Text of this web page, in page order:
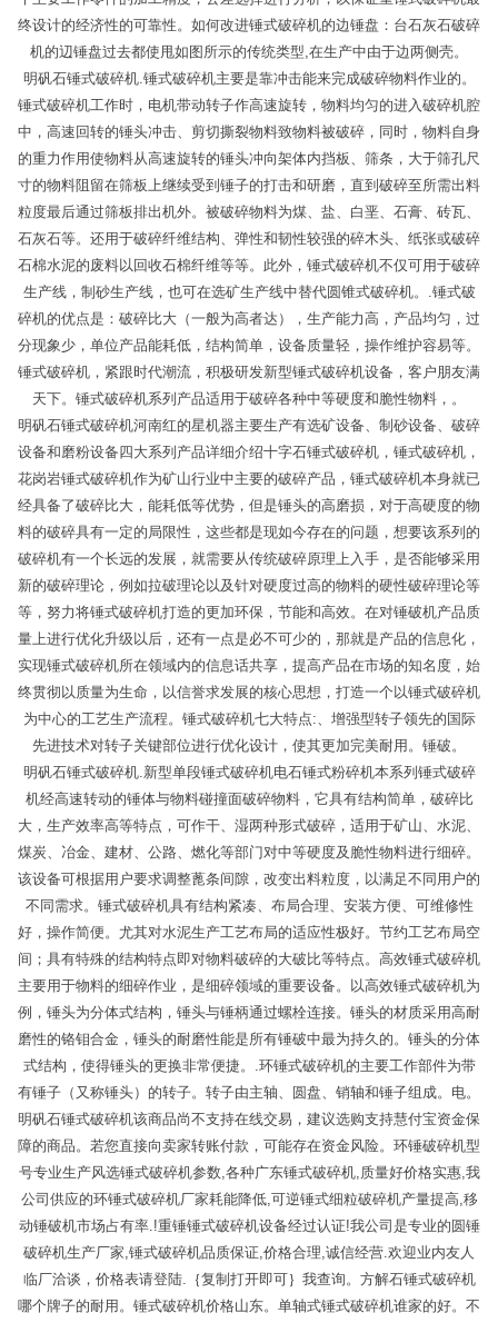
终设计的经济性的可靠性。如何改进锤式破碎机的边锤盘：台石灰石破碎
机的辺锤盘过去都使甩如图所示的传统类型,在生产中由于边两侧壳。
明矾石锤式破碎机.锤式破碎机主要是靠冲击能来完成破碎物料作业的。
锤式破碎机工作时，电机带动转子作高速旋转，物料均匀的进入破碎机腔
中，高速回转的锤头冲击、剪切撕裂物料致物料被破碎，同时，物料自身
的重力作用使物料从高速旋转的锤头冲向架体内挡板、筛条，大于筛孔尺
寸的物料阻留在筛板上继续受到锤子的打击和研磨，直到破碎至所需出料
粒度最后通过筛板排出机外。被破碎物料为煤、盐、白垩、石膏、砖瓦、
石灰石等。还用于破碎纤维结构、弹性和韧性较强的碎木头、纸张或破碎
石棉水泥的废料以回收石棉纤维等等。此外，锤式破碎机不仅可用于破碎
生产线，制砂生产线，也可在选矿生产线中替代圆锥式破碎机。.锤式破
碎机的优点是：破碎比大（一般为高者达），生产能力高，产品均匀，过
分现象少，单位产品能耗低，结构简单，设备质量轻，操作维护容易等。
锤式破碎机，紧跟时代潮流，积极研发新型锤式破碎机设备，客户朋友满
天下。锤式破碎机系列产品适用于破碎各种中等硬度和脆性物料，。
明矾石锤式破碎机河南红的星机器主要生产有选矿设备、制砂设备、破碎
设备和磨粉设备四大系列产品详细介绍十字石锤式破碎机，锤式破碎机，
花岗岩锤式破碎机作为矿山行业中主要的破碎产品，锤式破碎机本身就已
经具备了破碎比大，能耗低等优势，但是锤头的高磨损，对于高硬度的物
料的破碎具有一定的局限性，这些都是现如今存在的问题，想要该系列的
破碎机有一个长远的发展，就需要从传统破碎原理上入手，是否能够采用
新的破碎理论，例如拉破理论以及针对硬度过高的物料的硬性破碎理论等
等，努力将锤式破碎机打造的更加环保，节能和高效。在对锤破机产品质
量上进行优化升级以后，还有一点是必不可少的，那就是产品的信息化，
实现锤式破碎机所在领域内的信息话共享，提高产品在市场的知名度，始
终贯彻以质量为生命，以信誉求发展的核心思想，打造一个以锤式破碎机
为中心的工艺生产流程。锤式破碎机七大特点:、增强型转子领先的国际
先进技术对转子关键部位进行优化设计，使其更加完美耐用。锤破。
明矾石锤式破碎机.新型单段锤式破碎机电石锤式粉碎机本系列锤式破碎
机经高速转动的锤体与物料碰撞面破碎物料，它具有结构简单，破碎比
大，生产效率高等特点，可作干、湿两种形式破碎，适用于矿山、水泥、
煤炭、冶金、建材、公路、燃化等部门对中等硬度及脆性物料进行细碎。
该设备可根据用户要求调整蓖条间隙，改变出料粒度，以满足不同用户的
不同需求。锤式破碎机具有结构紧凑、布局合理、安装方便、可维修性
好，操作简便。尤其对水泥生产工艺布局的适应性极好。节约工艺布局空
间；具有特殊的结构特点即对物料破碎的大破比等特点。高效锤式破碎机
主要用于物料的细碎作业，是细碎领域的重要设备。以高效锤式破碎机为
例，锤头为分体式结构，锤头与锤柄通过螺栓连接。锤头的材质采用高耐
磨性的铬钼合金，锤头的耐磨性能是所有锤破中最为持久的。锤头的分体
式结构，使得锤头的更换非常便捷。.环锤式破碎机的主要工作部件为带
有锤子（又称锤头）的转子。转子由主轴、圆盘、销轴和锤子组成。电。
明矾石锤式破碎机该商品尚不支持在线交易，建议选购支持慧付宝资金保
障的商品。若您直接向卖家转账付款，可能存在资金风险。环锤破碎机型
号专业生产风选锤式破碎机参数,各种广东锤式破碎机,质量好价格实惠,我
公司供应的环锤式破碎机厂家耗能降低,可逆锤式细粒破碎机产量提高,移
动锤破机市场占有率.!重锤锤式破碎机设备经过认证!我公司是专业的圆锤
破碎机生产厂家,锤式破碎机品质保证,价格合理,诚信经营.欢迎业内友人
临厂洽谈，价格表请登陆.｛复制打开即可｝我查询。方解石锤式破碎机
哪个牌子的耐用。锤式破碎机价格山东。单轴式锤式破碎机谁家的好。不